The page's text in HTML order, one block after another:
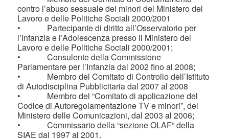
contro l’abuso sessuale dei minori del Ministero del
Lavoro e delle Politiche Sociali 2000/2001
• Partecipante di diritto all’Osservatorio per
l’Infanzia e l’Adolescenza presso il Ministero del
Lavoro e delle Politiche Sociali 2000/2001;
• Consulente della Commissione
Parlamentare per l’Infanzia dal 2002 fino al 2008;
• Membro del Comitato di Controllo dell’Istituto
di Autodisciplina Pubblicitaria dal 2007 al 2008
• Membro del “Comitato di applicazione del
Codice di Autoregolamentazione TV e minori”, del
Ministero delle Comunicazioni, dal 2003 al 2006;
• Commissario della “sezione OLAF” della
SIAE dal 1997 al 2001.